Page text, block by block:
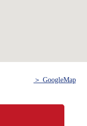
＞ GoogleMap